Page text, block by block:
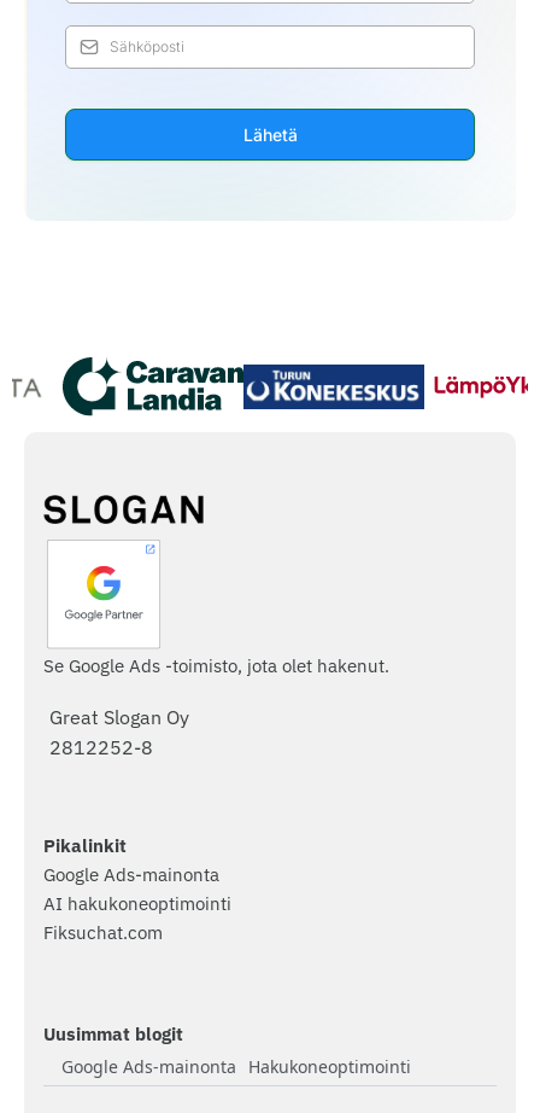
Lähetä
Se Google Ads -toimisto, jota olet hakenut.
Great Slogan Oy
2812252-8
Pikalinkit
Google Ads-mainonta
AI hakukoneoptimointi
Fiksuchat.com
Uusimmat blogit
Google Ads-mainonta
Hakukoneoptimointi